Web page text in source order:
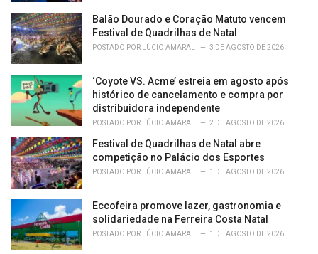
Balão Dourado e Coração Matuto vencem
Festival de Quadrilhas de Natal
POSTADO POR LÚCIO AMARAL 3 DE AGOSTO DE 2026
‘Coyote VS. Acme’ estreia em agosto após
histórico de cancelamento e compra por
distribuidora independente
POSTADO POR LÚCIO AMARAL 2 DE AGOSTO DE 2026
Festival de Quadrilhas de Natal abre
competição no Palácio dos Esportes
POSTADO POR LÚCIO AMARAL 1 DE AGOSTO DE 2026
Eccofeira promove lazer, gastronomia e
solidariedade na Ferreira Costa Natal
POSTADO POR LÚCIO AMARAL 1 DE AGOSTO DE 2026